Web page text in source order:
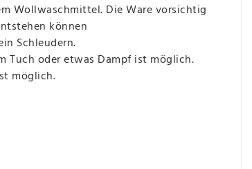
Wollwaschmittel. Die Ware vorsichtig
können
Schleudern.
Tuch oder etwas Dampf ist möglich.
möglich.